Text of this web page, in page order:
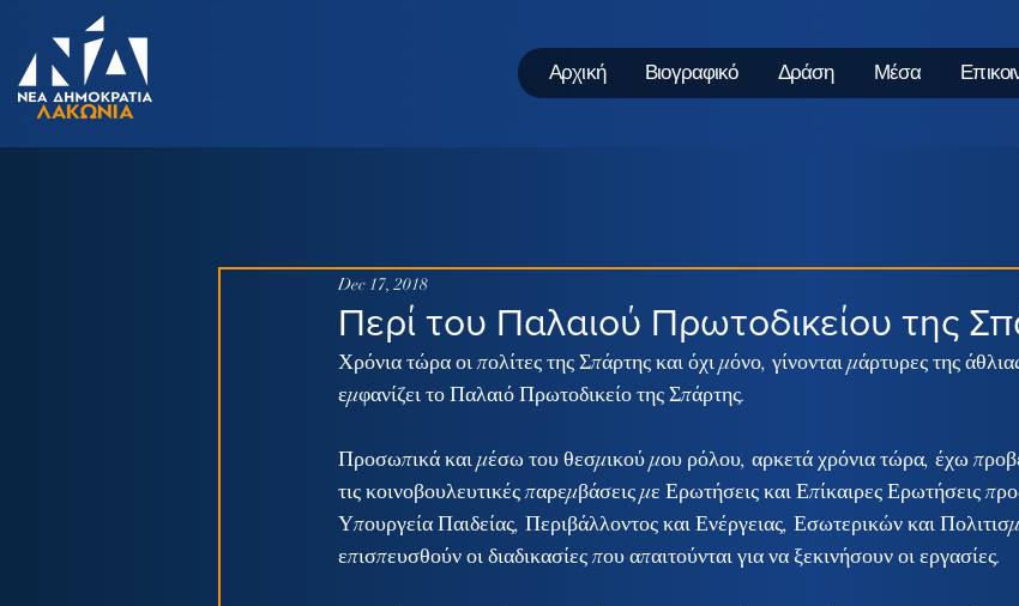
Αρχική Βιογραφικό Δράση Μέσα
Περί του Παλαιού Πρωτοδικείου της
Dec 17, 2018
Χρόνια τώρα οι πολίτες της Σπάρτης και όχι μόνο, γίνονται μάρτυρες της
εμφανίζει το Παλαιό Πρωτοδικείο της Σπάρτης.
Προσωπικά και μέσω του θεσμικού μου ρόλου, αρκετά χρόνια τώρα, έχω
τις κοινοβουλευτικές παρεμβάσεις με Ερωτήσεις και Επίκαιρες Ερωτήσεις
Υπουργεία Παιδείας, Περιβάλλοντος και Ενέργειας, Εσωτερικών και
επισπευσθούν οι διαδικασίες που απαιτούνται για να ξεκινήσουν οι εργασίες.